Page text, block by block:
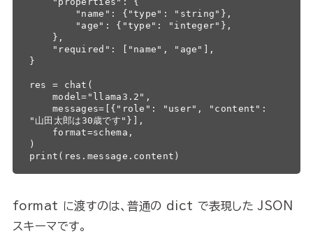
}
res = chat(
"山田太郎は30歳です"}],
)
print(res.message.content)
format に渡すのは、普通の dict で表現した JSON
スキーマです。